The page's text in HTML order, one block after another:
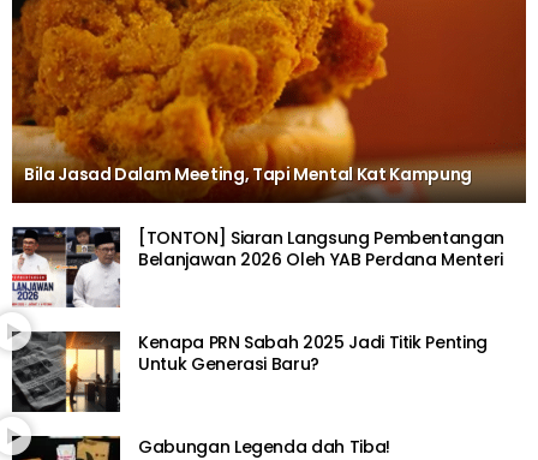
Bila Jasad Dalam Meeting, Tapi Mental Kat Kampung
[TONTON] Siaran Langsung Pembentangan
Belanjawan 2026 Oleh YAB Perdana Menteri
Kenapa PRN Sabah 2025 Jadi Titik Penting
Untuk Generasi Baru?
Gabungan Legenda dah Tiba!